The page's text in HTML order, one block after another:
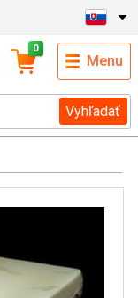
Vyhľadať
0
Menu